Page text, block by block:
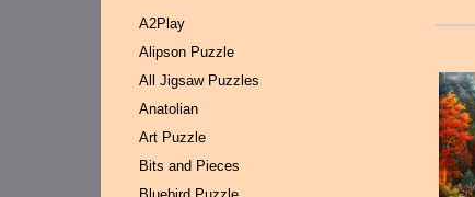
A2Play
Alipson Puzzle
All Jigsaw Puzzles
Anatolian
Art Puzzle
Bits and Pieces